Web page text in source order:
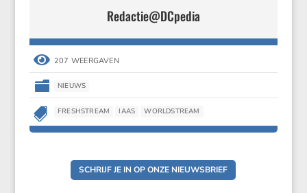
Redactie@DCpedia
 207 WEERGAVEN
 NIEUWS
 FRESHSTREAM IAAS WORLDSTREAM
SCHRIJF JE IN OP ONZE NIEUWSBRIEF